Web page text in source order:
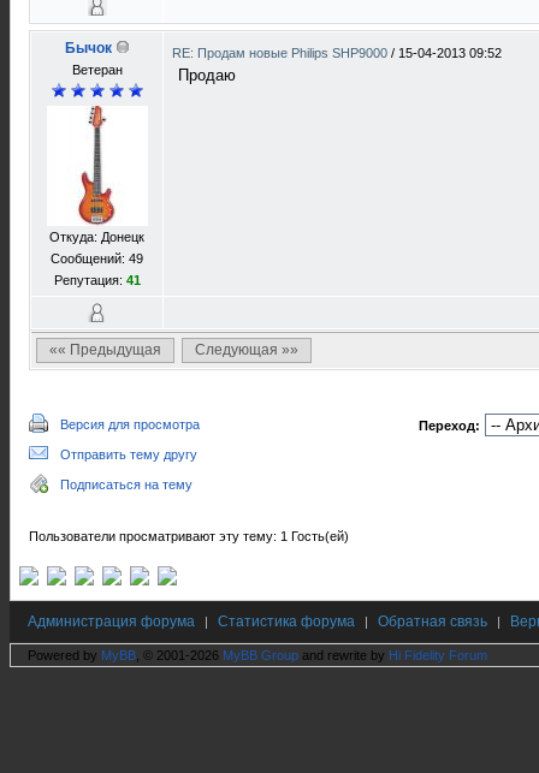
Бычок
Ветеран
Откуда: Донецк
Сообщений: 49
Репутация: 41
RE: Продам новые Philips SHP9000 / 15-04-2013 09:52
Продаю
«« Предыдущая Следующая »»
Версия для просмотра
Отправить тему другу
Подписаться на тему
Переход:
Пользователи просматривают эту тему: 1 Гость(ей)
Администрация форума | Статистика форума | Обратная связь |
Powered by MyBB , © 2001-2026 MyBB Group and rewrite by Hi Fidelity Forum